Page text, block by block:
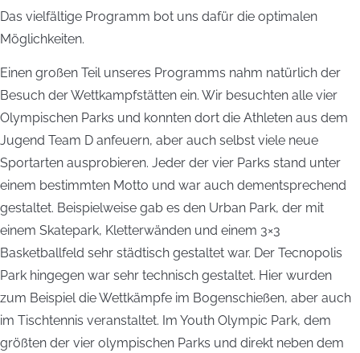
Das vielfältige Programm bot uns dafür die optimalen
Möglichkeiten.
Einen großen Teil unseres Programms nahm natürlich der
Besuch der Wettkampfstätten ein. Wir besuchten alle vier
Olympischen Parks und konnten dort die Athleten aus dem
Jugend Team D anfeuern, aber auch selbst viele neue
Sportarten ausprobieren. Jeder der vier Parks stand unter
einem bestimmten Motto und war auch dementsprechend
gestaltet. Beispielweise gab es den Urban Park, der mit
einem Skatepark, Kletterwänden und einem 3×3
Basketballfeld sehr städtisch gestaltet war. Der Tecnopolis
Park hingegen war sehr technisch gestaltet. Hier wurden
zum Beispiel die Wettkämpfe im Bogenschießen, aber auch
im Tischtennis veranstaltet. Im Youth Olympic Park, dem
größten der vier olympischen Parks und direkt neben dem